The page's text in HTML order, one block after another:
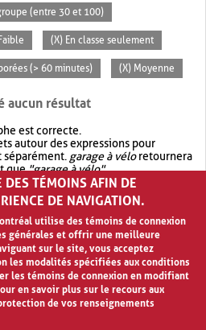
(entre 30 et 100)
(X) En classe seulement
(> 60 minutes) (X) Moyenne
aucun résultat
est correcte.
autour des expressions pour
séparément. garage à véloretournera
que"garage à vélo".
recherche avec OR.garage OR vélo
de résultat quegarage à vélo
DES TÉMOINS AFIN DE
DE NAVIGATION.
utilise des témoins de connexion
générales et offrir une meilleure
sur le site, vous acceptez
les modalités spécifiées aux conditions
les témoins de connexion en modifiant
en savoir plus sur le recours aux
de vos renseignements